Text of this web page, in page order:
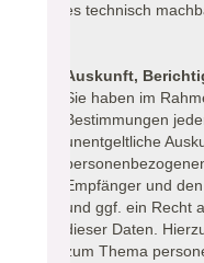
es technisch
Auskunft,
Sie haben im
Bestimmungen
unentgeltliche
Empfänger und
und ggf. ein Recht
dieser Daten.
zum Thema